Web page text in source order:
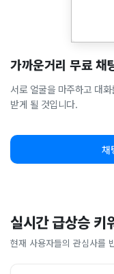
가까운거리 무료 채
서로 얼굴을 마주하고 대
받게 될 것입니다.
채
실시간 급상승 키
현재 사용자들의 관심사를